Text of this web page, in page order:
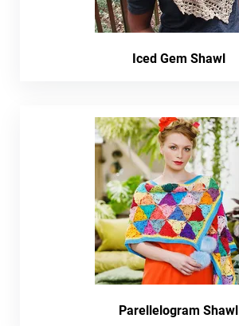
Iced Gem Shawl
Parellelogram Shawl